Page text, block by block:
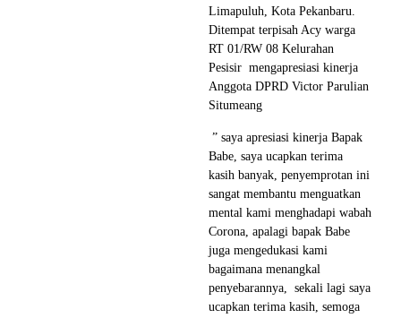
Limapuluh, Kota Pekanbaru.
Ditempat terpisah Acy warga
RT 01/RW 08 Kelurahan
Pesisir mengapresiasi kinerja
Anggota DPRD Victor Parulian
Situmeang
” saya apresiasi kinerja Bapak
Babe, saya ucapkan terima
kasih banyak, penyemprotan ini
sangat membantu menguatkan
mental kami menghadapi wabah
Corona, apalagi bapak Babe
juga mengedukasi kami
bagaimana menangkal
penyebarannya, sekali lagi saya
ucapkan terima kasih, semoga